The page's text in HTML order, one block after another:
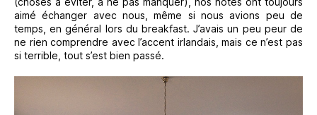
aimé échanger avec nous, même si nous avions peu de
temps, en général lors du breakfast. J’avais un peu peur de
ne rien comprendre avec l’accent irlandais, mais ce n’est pas
si terrible, tout s’est bien passé.